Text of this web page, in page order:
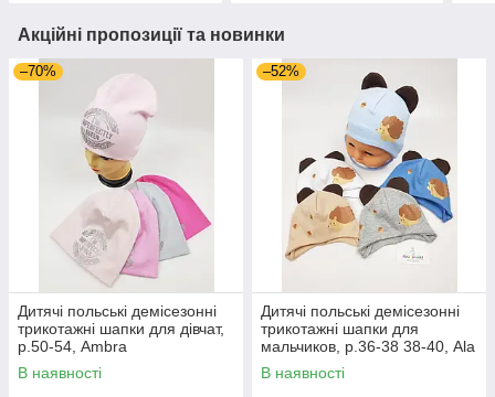
Акційні пропозиції та новинки
–70%
Дитячі польські демісезонні
трикотажні шапки для дівчат,
р.50-54, Ambra
В наявності
–52%
Дитячі польські демісезонні
трикотажні шапки для
мальчиков, р.36-38 38-40, Ala
Baby
В наявності